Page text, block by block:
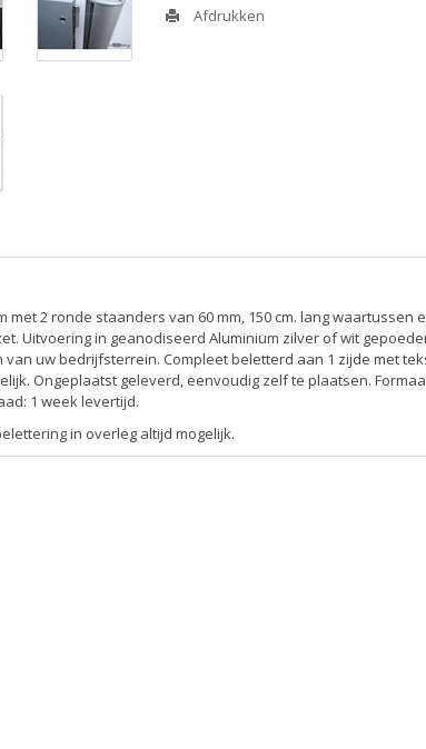
Afdrukken
met 2 ronde staanders van 60 mm, 150 cm. lang waartussen
Uitvoering in geanodiseerd Aluminium zilver of wit
uw bedrijfsterrein. Compleet beletterd aan 1 zijde met
Ongeplaatst geleverd, eenvoudig zelf te plaatsen.
1 week levertijd.
in overleg altijd mogelijk.